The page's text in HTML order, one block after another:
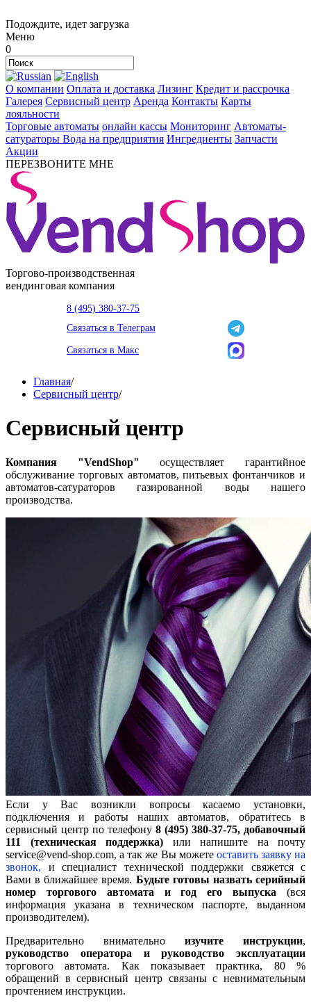
Подождите, идет загрузка
Меню
0
О компании Оплата и доставка Лизинг Кредит и рассрочка
Галерея Сервисный центр Аренда Контакты Карты
лояльности
Торговые автоматы онлайн кассы Мониторинг Автоматы-
сатураторы Вода на предприятия Ингредиенты Запчасти
Акции
ПЕРЕЗВОНИТЕ МНЕ
Торгово-производственная
вендинговая компания
8 (495) 380-37-75
Связаться в Телеграм
Связаться в Макс
Главная/
Сервисный центр/
Сервисный центр
Компания "VendShop" осуществляет гарантийное
обслуживание торговых автоматов, питьевых фонтанчиков и
автоматов-сатураторов газированной воды нашего
производства.
Если у Вас возникли вопросы касаемо установки,
подключения и работы наших автоматов, обратитесь в
сервисный центр по телефону 8 (495) 380-37-75, добавочный
111 (техническая поддержка) или напишите на почту
service@vend-shop.com, а так же Вы можете оставить заявку на
звонок, и специалист технической поддержки свяжется с
Вами в ближайшее время. Будьте готовы назвать серийный
номер торгового автомата и год его выпуска (вся
информация указана в техническом паспорте, выданном
производителем).
Предварительно внимательно изучите инструкции,
руководство оператора и руководство эксплуатации
торгового автомата. Как показывает практика, 80 %
обращений в сервисный центр связаны с невнимательным
прочтением инструкции.